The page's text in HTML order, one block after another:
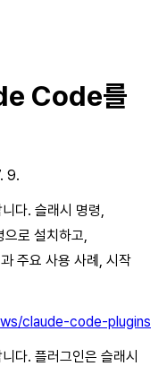
Code를
9.
다. 슬래시 명령,
로 설치하고,
주요 사용 사례, 시작
claude-code-plugins
다. 플러그인은 슬래시